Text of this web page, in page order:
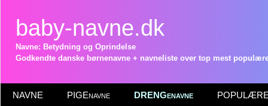
baby-navne.dk
Navne: Betydning og Oprindelse
Godkendte danske børnenavne + navneliste over top mest
NAVNE PIGEnavne DRENGenavne POPULÆRE